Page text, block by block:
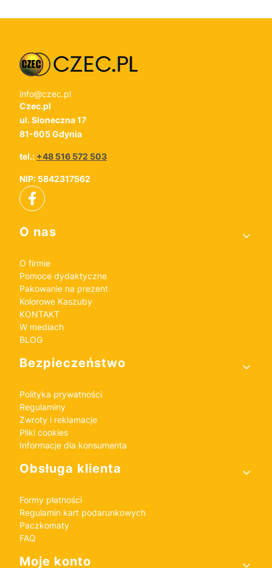
info@czec.pl
Czec.pl
ul. Słoneczna 17
81-605 Gdynia
tel.: +48 516 572 503
NIP: 5842317562
Linki w stopce
O nas
O firmie
Pomoce dydaktyczne
Pakowanie na prezent
Kolorowe Kaszuby
KONTAKT
W mediach
BLOG
Bezpieczeństwo
Polityka prywatności
Regulaminy
Zwroty i reklamacje
Pliki cookies
Informacje dla konsumenta
Obsługa klienta
Formy płatności
Regulamin kart podarunkowych
Paczkomaty
FAQ
Moje konto